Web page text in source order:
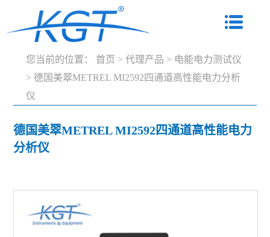
您当前的位置： 首页 > 代理产品 > 电能电力测试仪
> 德国美翠METREL MI2592四通道高性能电力分析
仪
德国美翠METREL MI2592四通道高性能电力
分析仪